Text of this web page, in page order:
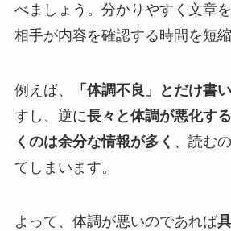
べましょう。分かりやすく文章
相手が内容を確認する時間を短縮
例えば、 「体調不良」とだけ書
すし、逆に長々と体調が悪化す
くのは余分な情報が多く 、読む
てしまいます。
よって、体調が悪いのであれば